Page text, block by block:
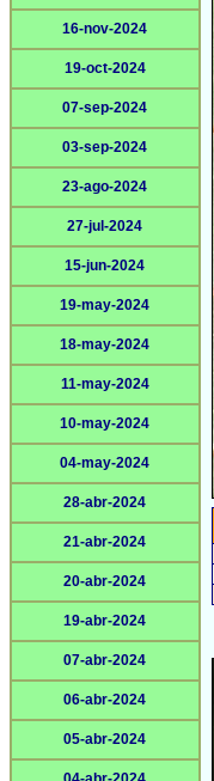
16-nov-2024
19-oct-2024
07-sep-2024
03-sep-2024
23-ago-2024
27-jul-2024
15-jun-2024
19-may-2024
18-may-2024
11-may-2024
10-may-2024
04-may-2024
28-abr-2024
21-abr-2024
20-abr-2024
19-abr-2024
07-abr-2024
06-abr-2024
05-abr-2024